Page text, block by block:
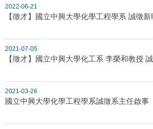
2022-06-21
【徵才】國立中興大學化學工程學系 誠徵新
2021-07-05
【徵才】國立中興大學化工系 李榮和教授
2021-03-26
國立中興大學化學工程學系誠徵系主任啟事